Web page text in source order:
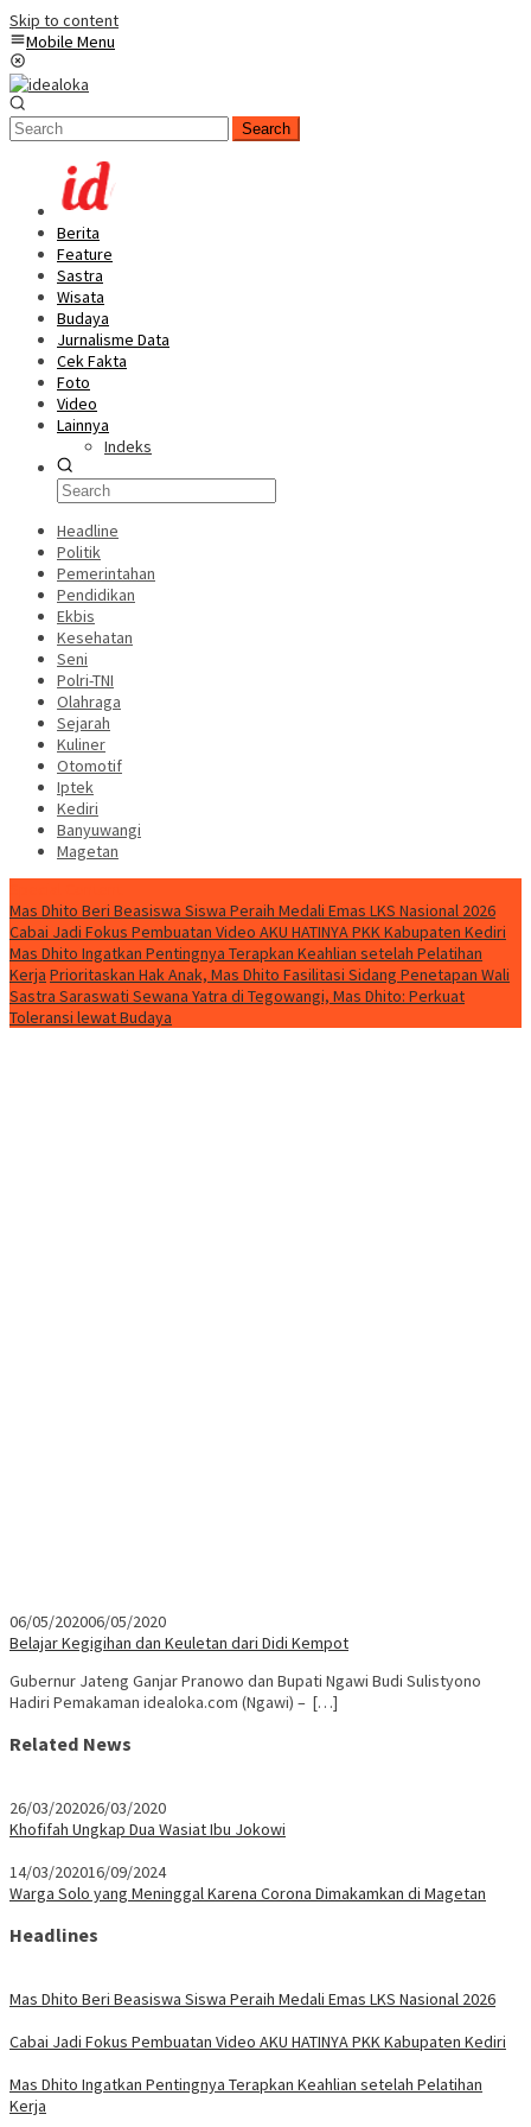
Skip to content
Mobile Menu
Search
Berita
Feature
Sastra
Wisata
Budaya
Jurnalisme Data
Cek Fakta
Foto
Video
Lainnya
Indeks
Headline
Politik
Pemerintahan
Pendidikan
Ekbis
Kesehatan
Seni
Polri-TNI
Olahraga
Sejarah
Kuliner
Otomotif
Iptek
Kediri
Banyuwangi
Magetan
Mas Dhito Beri Beasiswa Siswa Peraih Medali Emas LKS Nasional 2026
Cabai Jadi Fokus Pembuatan Video AKU HATINYA PKK Kabupaten Kediri
Mas Dhito Ingatkan Pentingnya Terapkan Keahlian setelah Pelatihan
Kerja Prioritaskan Hak Anak, Mas Dhito Fasilitasi Sidang Penetapan Wali
Sastra Saraswati Sewana Yatra di Tegowangi, Mas Dhito: Perkuat
Toleransi lewat Budaya
06/05/202006/05/2020
Belajar Kegigihan dan Keuletan dari Didi Kempot
Gubernur Jateng Ganjar Pranowo dan Bupati Ngawi Budi Sulistyono
Hadiri Pemakaman idealoka.com (Ngawi) – […]
Related News
26/03/202026/03/2020
Khofifah Ungkap Dua Wasiat Ibu Jokowi
14/03/202016/09/2024
Warga Solo yang Meninggal Karena Corona Dimakamkan di Magetan
Headlines
Mas Dhito Beri Beasiswa Siswa Peraih Medali Emas LKS Nasional 2026
Cabai Jadi Fokus Pembuatan Video AKU HATINYA PKK Kabupaten Kediri
Mas Dhito Ingatkan Pentingnya Terapkan Keahlian setelah Pelatihan
Kerja